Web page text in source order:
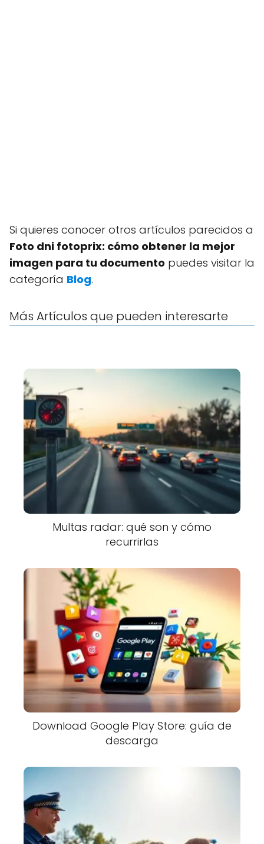
Si quieres conocer otros artículos parecidos a
Foto dni fotoprix: cómo obtener la mejor
imagen para tu documento puedes visitar la
categoría Blog.
Más Artículos que pueden interesarte
Multas radar: qué son y cómo
recurrirlas
Download Google Play Store: guía de
descarga